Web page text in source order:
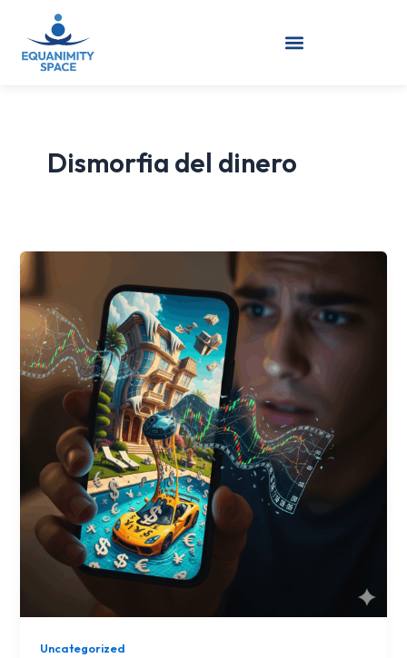
contenido
Dismorfia del dinero
Uncategorized